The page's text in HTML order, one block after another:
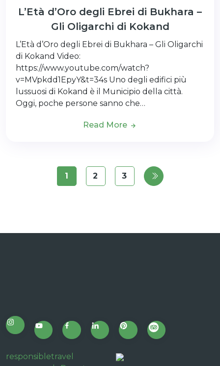
L’Età d’Oro degli Ebrei di Bukhara –
Gli Oligarchi di Kokand
L’Età d’Oro degli Ebrei di Bukhara – Gli Oligarchi
di Kokand Video:
https://www.youtube.com/watch?
v=MVpkdd1EpyY&t=34s Uno degli edifici più
lussuosi di Kokand è il Municipio della città.
Oggi, poche persone sanno che…
Read More
1 2 3
responsibletravel